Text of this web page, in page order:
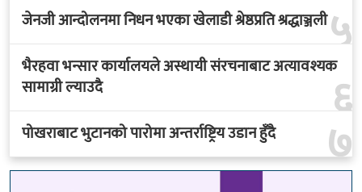
५
जेनजी आन्दोलनमा निधन भएका खेलाडी श्रेष्ठप्रति श्रद्धाञ्जली
६
भैरहवा भन्सार कार्यालयले अस्थायी संरचनाबाट अत्यावश्यक
सामाग्री ल्याउदै
७
पोखराबाट भुटानको पारोमा अन्तर्राष्ट्रिय उडान हुँदै